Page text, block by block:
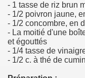
- 1 tasse de riz brun
- 1/2 poivron jaune,
- 1/2 concombre, en
- La moitié d'une
et égouttés
- 1/4 tasse de
- 1/2 c. à thé de cumin